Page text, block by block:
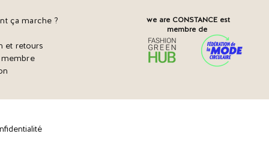
ça marche ?
et retours
we are CONSTANCE est
membre de